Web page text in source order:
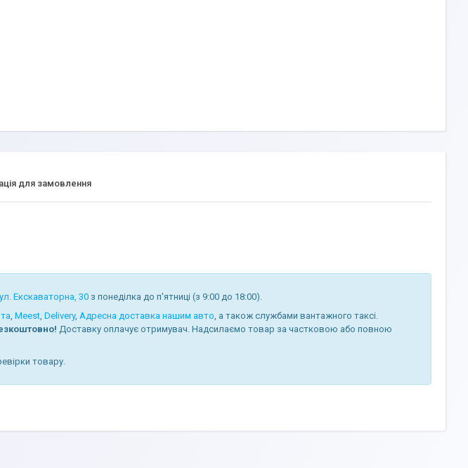
для замовлення
Екскаваторна, 30 з понеділка до п'ятниці (з 9:00 до 18:00).
, Meest, Delivery, Адресна доставка нашим авто, а також службами вантажного таксі.
Доставку оплачує отримувач. Надсилаємо товар за частковою або повною
товару.